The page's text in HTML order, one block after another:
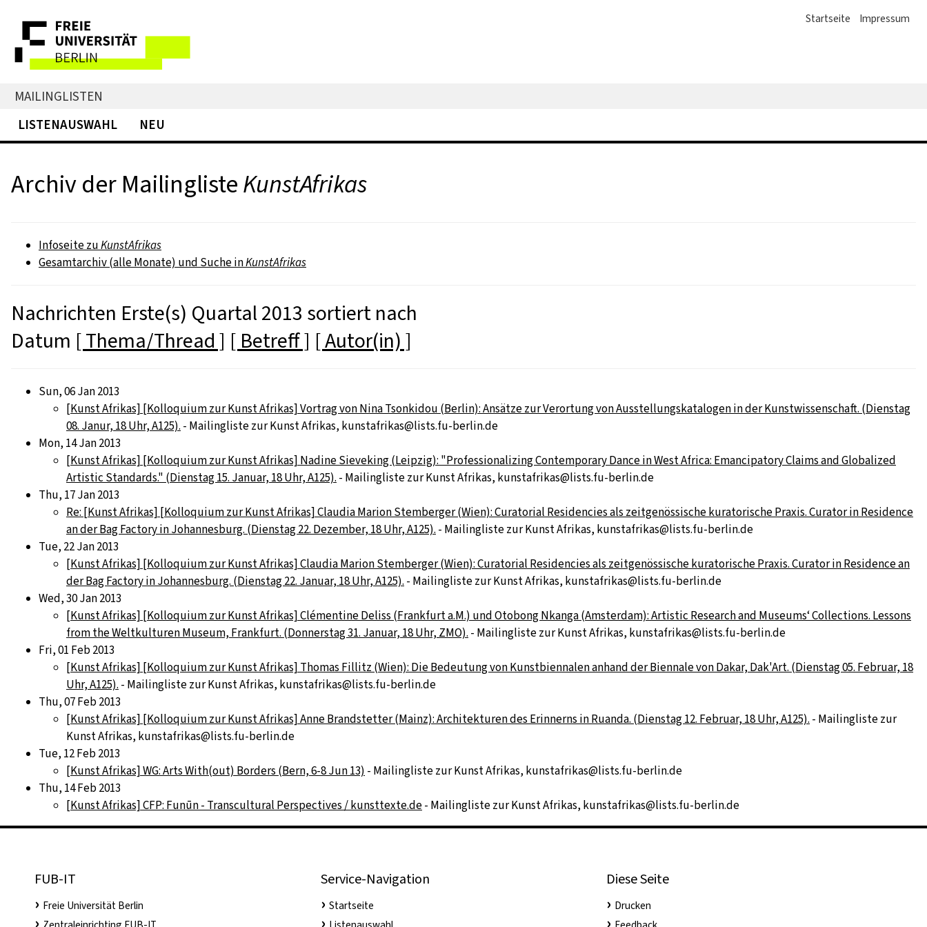
Startseite Impressum
MAILINGLISTEN
LISTENAUSWAHL
NEU
Archiv der MailinglisteKunstAfrikas
Infoseite zuKunstAfrikas
Gesamtarchiv (alle Monate) und Suche inKunstAfrikas
Nachrichten Erste(s) Quartal 2013 sortiert nach
Datum [ Thema/Thread ] [ Betreff ] [ Autor(in) ]
Sun, 06 Jan 2013
[Kunst Afrikas] [Kolloquium zur Kunst Afrikas] Vortrag von Nina Tsonkidou (Berlin): Ansätze zur Verortung von Ausstellungskatalogen in der Kunstwissenschaft. (Dienstag
08. Janur, 18 Uhr, A125). - Mailingliste zur Kunst Afrikas, kunstafrikas@lists.fu-berlin.de
Mon, 14 Jan 2013
[Kunst Afrikas] [Kolloquium zur Kunst Afrikas] Nadine Sieveking (Leipzig): "Professionalizing Contemporary Dance in West Africa: Emancipatory Claims and Globalized
Artistic Standards." (Dienstag 15. Januar, 18 Uhr, A125). - Mailingliste zur Kunst Afrikas, kunstafrikas@lists.fu-berlin.de
Thu, 17 Jan 2013
Re: [Kunst Afrikas] [Kolloquium zur Kunst Afrikas] Claudia Marion Stemberger (Wien): Curatorial Residencies als zeitgenössische kuratorische Praxis. Curator in Residence
an der Bag Factory in Johannesburg. (Dienstag 22. Dezember, 18 Uhr, A125). - Mailingliste zur Kunst Afrikas, kunstafrikas@lists.fu-berlin.de
Tue, 22 Jan 2013
[Kunst Afrikas] [Kolloquium zur Kunst Afrikas] Claudia Marion Stemberger (Wien): Curatorial Residencies als zeitgenössische kuratorische Praxis. Curator in Residence an
der Bag Factory in Johannesburg. (Dienstag 22. Januar, 18 Uhr, A125). - Mailingliste zur Kunst Afrikas, kunstafrikas@lists.fu-berlin.de
Wed, 30 Jan 2013
[Kunst Afrikas] [Kolloquium zur Kunst Afrikas] Clémentine Deliss (Frankfurt a.M.) und Otobong Nkanga (Amsterdam): Artistic Research and Museums‘ Collections. Lessons
from the Weltkulturen Museum, Frankfurt. (Donnerstag 31. Januar, 18 Uhr, ZMO). - Mailingliste zur Kunst Afrikas, kunstafrikas@lists.fu-berlin.de
Fri, 01 Feb 2013
[Kunst Afrikas] [Kolloquium zur Kunst Afrikas] Thomas Fillitz (Wien): Die Bedeutung von Kunstbiennalen anhand der Biennale von Dakar, Dak'Art. (Dienstag 05. Februar, 18
Uhr, A125). - Mailingliste zur Kunst Afrikas, kunstafrikas@lists.fu-berlin.de
Thu, 07 Feb 2013
[Kunst Afrikas] [Kolloquium zur Kunst Afrikas] Anne Brandstetter (Mainz): Architekturen des Erinnerns in Ruanda. (Dienstag 12. Februar, 18 Uhr, A125). - Mailingliste zur
Kunst Afrikas, kunstafrikas@lists.fu-berlin.de
Tue, 12 Feb 2013
[Kunst Afrikas] WG: Arts With(out) Borders (Bern, 6-8 Jun 13) - Mailingliste zur Kunst Afrikas, kunstafrikas@lists.fu-berlin.de
Thu, 14 Feb 2013
[Kunst Afrikas] CFP: Funūn - Transcultural Perspectives / kunsttexte.de- Mailingliste zur Kunst Afrikas, kunstafrikas@lists.fu-berlin.de
FUB-IT
Freie Universität Berlin
Service-Navigation
Startseite
Diese Seite
Drucken